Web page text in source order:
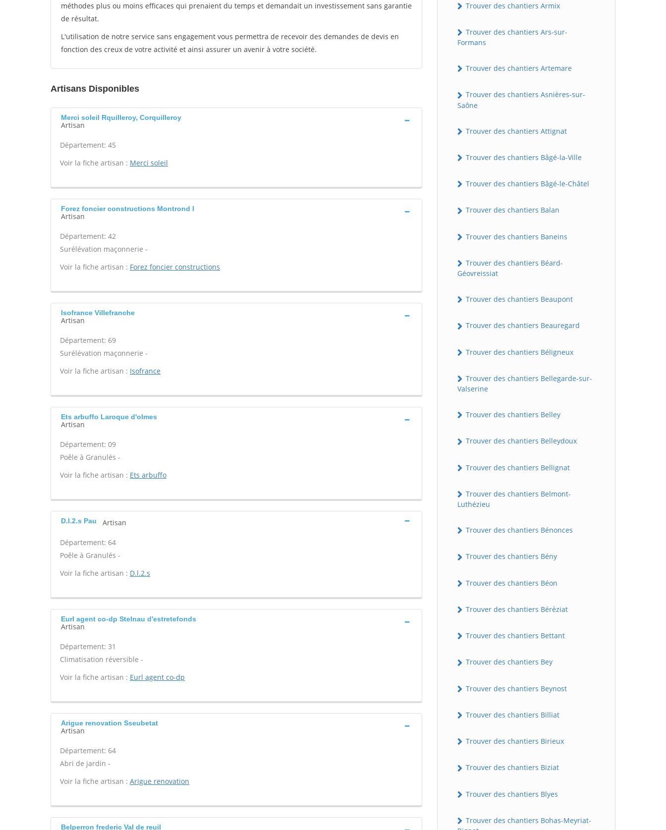
méthodes plus ou moins efficaces qui prenaient du temps et demandait un investissement sans garantie
de résultat.
L'utilisation de notre service sans engagement vous permettra de recevoir des demandes de devis en
fonction des creux de votre activité et ainsi assurer un avenir à votre société.
Artisans Disponibles
Merci soleil Rquilleroy, Corquilleroy
Artisan
Département: 45
Voir la fiche artisan : Merci soleil
Forez foncier constructions Montrond l
Artisan
Département: 42
Surélévation maçonnerie -
Voir la fiche artisan : Forez foncier constructions
Isofrance Villefranche
Artisan
Département: 69
Surélévation maçonnerie -
Voir la fiche artisan : Isofrance
Ets arbuffo Laroque d'olmes
Artisan
Département: 09
Poêle à Granulés -
Voir la fiche artisan : Ets arbuffo
D.l.2.s Pau Artisan
Département: 64
Poêle à Granulés -
Voir la fiche artisan : D.l.2.s
Eurl agent co-dp Stelnau d'estretefonds
Artisan
Département: 31
Climatisation réversible -
Voir la fiche artisan : Eurl agent co-dp
Arigue renovation Sseubetat
Artisan
Département: 64
Abri de jardin -
Voir la fiche artisan : Arigue renovation
Belperron frederic Val de reuil
Trouver des chantiers Armix
Trouver des chantiers Ars-sur-
Formans
Trouver des chantiers Artemare
Trouver des chantiers Asnières-sur-
Saône
Trouver des chantiers Attignat
Trouver des chantiers Bâgé-la-Ville
Trouver des chantiers Bâgé-le-Châtel
Trouver des chantiers Balan
Trouver des chantiers Baneins
Trouver des chantiers Béard-
Géovreissiat
Trouver des chantiers Beaupont
Trouver des chantiers Beauregard
Trouver des chantiers Béligneux
Trouver des chantiers Bellegarde-sur-
Valserine
Trouver des chantiers Belley
Trouver des chantiers Belleydoux
Trouver des chantiers Bellignat
Trouver des chantiers Belmont-
Luthézieu
Trouver des chantiers Bénonces
Trouver des chantiers Bény
Trouver des chantiers Béon
Trouver des chantiers Béréziat
Trouver des chantiers Bettant
Trouver des chantiers Bey
Trouver des chantiers Beynost
Trouver des chantiers Billiat
Trouver des chantiers Birieux
Trouver des chantiers Biziat
Trouver des chantiers Blyes
Trouver des chantiers Bohas-Meyriat-